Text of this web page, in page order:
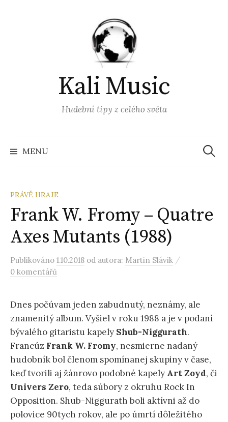
Kali Music
Hudební tipy z celého světa
MENU
PRÁVĚ HRAJE
Frank W. Fromy – Quatre
Axes Mutants (1988)
Publikováno 1.10.2018 od autora: Martin Slávik /
0 komentářů
Dnes počúvam jeden zabudnutý, neznámy, ale
znamenitý album. Vyšiel v roku 1988 a je v podaní
bývalého gitaristu kapely Shub-Niggurath.
Francúz Frank W. Fromy, nesmierne nadaný
hudobník bol členom spomínanej skupiny v čase,
keď tvorili aj žánrovo podobné kapely Art Zoyd, či
Univers Zero, teda súbory z okruhu Rock In
Opposition. Shub-Niggurath boli aktívni až do
polovice 90tych rokov, ale po úmrtí dôležitého